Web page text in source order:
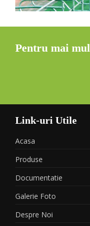
Pentru mai
Link-uri Utile
Acasa
Produse
Documentatie
Galerie Foto
Despre Noi